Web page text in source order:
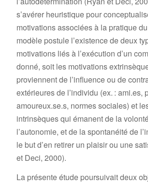
s’avérer heuristique pour
motivations associées à la pratique
modèle postule l’existence de deux
motivations liés à l’exécution d’un
donné, soit les motivations
proviennent de l’influence ou de
extérieures de l’individu (ex. : ami.es,
amoureux.se.s, normes sociales) et
intrinsèques qui émanent de la
l’autonomie, et de la spontanéité de
le but d’en retirer un plaisir ou une
et Deci, 2000).
La présente étude poursuivait deux